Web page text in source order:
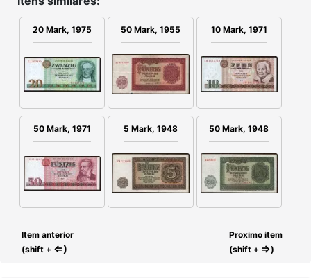
20 Mark, 1975 50 Mark, 1955 10 Mark, 1971
50 Mark, 1971 5 Mark, 1948 50 Mark, 1948
Item anterior
(shift + ⇐)
Proximo item
(shift + ⇒)